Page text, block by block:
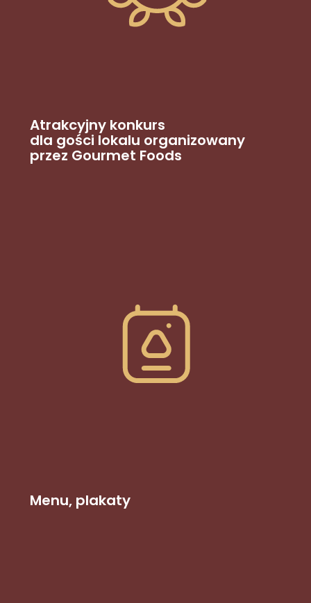
Atrakcyjny konkurs
dla gości lokalu organizowany
przez Gourmet Foods
Menu, plakaty